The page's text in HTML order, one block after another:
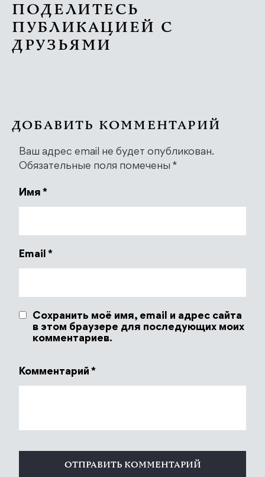
ПОДЕЛИТЕСЬ
ПУБЛИКАЦИЕЙ С
ДРУЗЬЯМИ
ДОБАВИТЬ КОММЕНТАРИЙ
Ваш адрес email не будет опубликован.
Обязательные поля помечены *
Имя *
Email *
Сохранить моё имя, email и адрес сайта
в этом браузере для последующих моих
комментариев.
Комментарий *